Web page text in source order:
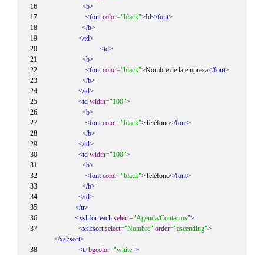
<b>
<font color="black">Id</font>
</b>
</td>
<td>
<b>
<font color="black">Nombre de la empresa</font>
</b>
</td>
<td width="100">
<b>
<font color="black">Teléfono</font>
</b>
</td>
<td width="100">
<b>
<font color="black">Teléfono</font>
</b>
</td>
</tr>
<xsl:for-each select="Agenda/Contactos">
<xsl:sort select="Nombre" order="ascending">
</xsl:sort>
<tr bgcolor="white">